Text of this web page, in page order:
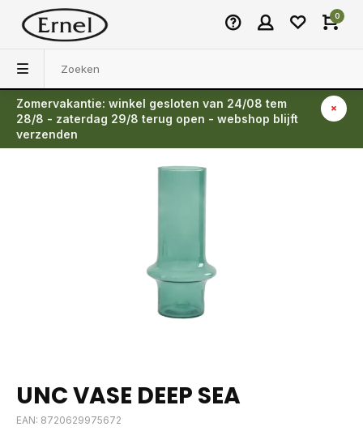
0
Zomervakantie: winkel gesloten van 24/08 tem
28/8 - zaterdag 29/8 terug open - webshop blijft
verzenden
Terug
UNC VASE DEEP SEA
EAN: 8720629975672